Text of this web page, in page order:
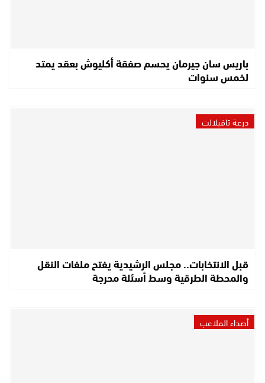
باريس سان جيرمان يحسم صفقة أكليوش بعقد يمتد
لخمس سنوات
درعة تافيلالت
قبل الانتخابات.. مجلس الرشيدية يفتح ملفات النقل
والمحطة الطرقية وسط أسئلة محرجة
أصداء الملاعب